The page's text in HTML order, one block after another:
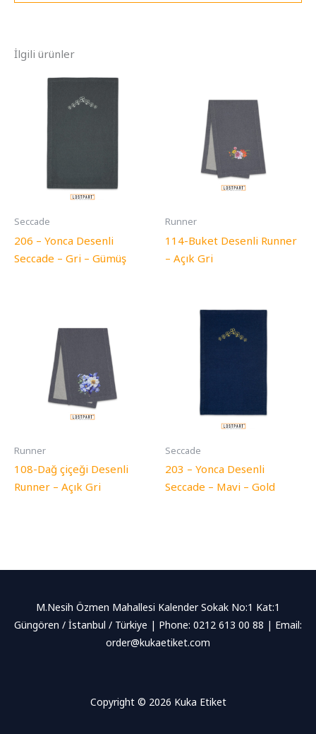
İlgili ürünler
Seccade
206 – Yonca Desenli
Seccade – Gri – Gümüş
Runner
114-Buket Desenli Runner
– Açık Gri
Runner
108-Dağ çiçeği Desenli
Runner – Açık Gri
Seccade
203 – Yonca Desenli
Seccade – Mavi – Gold
M.Nesih Özmen Mahallesi Kalender Sokak No:1 Kat:1
Güngören / İstanbul / Türkiye | Phone: 0212 613 00 88 | Email:
order@kukaetiket.com
Copyright © 2026 Kuka Etiket